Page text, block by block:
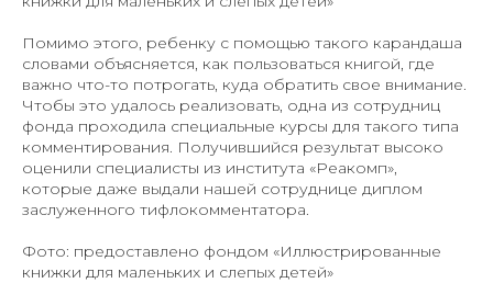
Помимо этого, ребенку с помощью такого карандаша
словами объясняется, как пользоваться книгой, где
важно что-то потрогать, куда обратить свое внимание.
Чтобы это удалось реализовать, одна из сотрудниц
фонда проходила специальные курсы для такого типа
комментирования. Получившийся результат высоко
оценили специалисты из института «Реакомп»,
которые даже выдали нашей сотруднице диплом
заслуженного тифлокомментатора.
Фото: предоставлено фондом «Иллюстрированные
книжки для маленьких и слепых детей»